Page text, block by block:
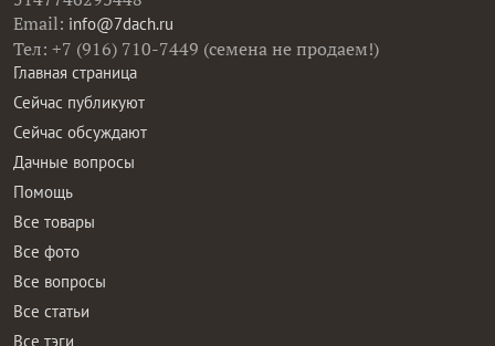
Email: info@7dach.ru
Тел: +7 (916) 710-7449 (семена не продаем!)
Главная страница
Сейчас публикуют
Сейчас обсуждают
Дачные вопросы
Помощь
Все товары
Все фото
Все вопросы
Все статьи
Все тэги